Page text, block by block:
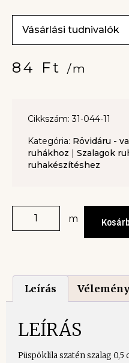
Vásárlási tudnivalók
84 Ft /m
Cikkszám: 31-044-11
Kategória: Rövidáru -
ruhákhoz | Szalagok
ruhakészítéshez
m
Leírás
LEÍRÁS
Püspöklila szatén szalag 0,5